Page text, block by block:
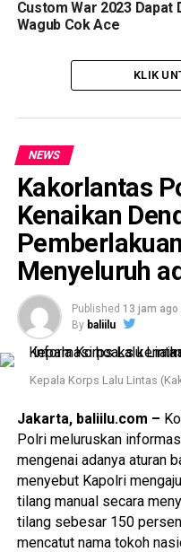
Custom War 2023 Dapat
Wagub Cok Ace
KLIK
NEWS
Kakorlantas
Kenaikan
Menyeluruh
Published 13 jam ago
By baliilu
Kepala Korps Lalu Lintas
Jakarta, baliilu.com –
Polri meluruskan
mengenai adanya aturan
menyebut Kapolri
tilang manual secara
tilang sebesar 150
mencatut nama tokoh